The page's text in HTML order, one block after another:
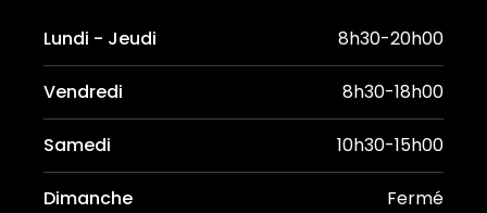
Lundi - Jeudi 8h30-20h00
Vendredi 8h30-18h00
Samedi 10h30-15h00
Dimanche Fermé